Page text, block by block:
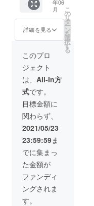
①・・
【選手
イン入
り】オ
ルデザ
インポ
スト
カード
《クラ
ウド
ファン
ディン
グ限
定》
※2 特典
②・・
スポン
サー
ボード
に名前
を掲載
（ご支
せてい
ただき
【グラ
スサイ
径
7.5cm×
高さ
8.1cm
245ml ※
ご支援
金額に
は送料
を含み
ます。
手の指
定は不
可 ※2：
ベスト
ム内/場
期間は
未定
スポン
サー
ボード
に掲出
するお
「備考
欄」に
ご記載
くださ
い。
特段の
に名前
を掲載
（ご支
援金額
によっ
てサイ
ズ変
更）
※4 ※1：
指定選
手名を
「備考
欄」に
ご記載
くださ
い。
※2：サ
インは
選手1名
のみ
※3：
『選手
サイ
ン』
ティッ
クユニ
フォー
ム：Oサ
イズ
（FP1st
）
※1 ※2
特典
①・・
【選手
直筆サ
イン入
り】オ
リジナ
ルデザ
インポ
スト
カード
《クラ
ウド
ファン
ディン
グ限
年06
月
詳細を見る
こ
の
リ
タ
ー
ン
を
選
択
す
る
このプロ
ジェクト
は、 All-In方
式です。
目標金額に
関わらず、
2021/05/23
23:59:59ま
でに集まっ
た金額が
ファンディ
ングされま
す。